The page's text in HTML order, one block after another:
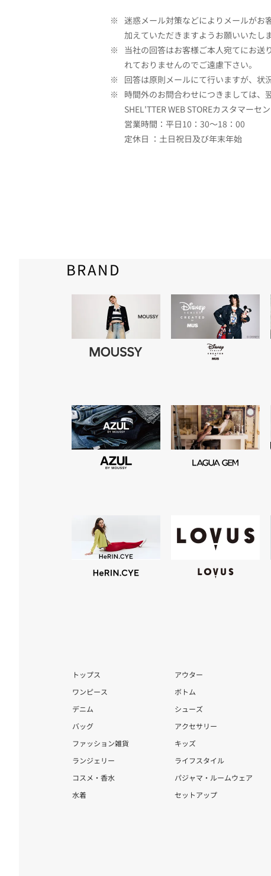
※ 迷惑メール対策などによりメールがお
加えていただきますようお願いいたしま
※
当社の回答はお客様ご本人宛てにお送
れておりませんのでご遠慮下さい。
※
回答は原則メールにて行いますが、状
※
時間外のお問合わせにつきましては、
SHEL'TTER WEB STOREカスタマーセ
営業時間：平日10：30～18：00
定休日 ：土日祝日及び年末年始
BRAND
トップス
アウター
ワンピース
ボトム
デニム
シューズ
バッグ
アクセサリー
ファッション雑貨
キッズ
ランジェリー
ライフスタイル
コスメ・香水
パジャマ・ルームウェア
水着
セットアップ